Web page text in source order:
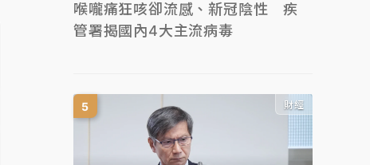
喉嚨痛狂咳卻流感、新冠陰性 疾
管署揭國內4大主流病毒
財經